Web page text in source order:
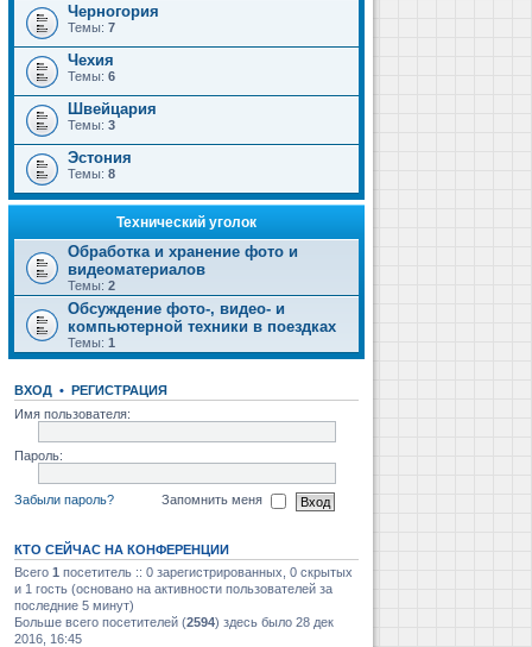
Черногория
Темы: 7
Чехия
Темы: 6
Швейцария
Темы: 3
Эстония
Темы: 8
Технический уголок
Обработка и хранение фото и
видеоматериалов
Темы: 2
Обсуждение фото-, видео- и
компьютерной техники в поездках
Темы: 1
ВХОД • РЕГИСТРАЦИЯ
Имя пользователя:
Пароль:
Забыли пароль? Запомнить меня
КТО СЕЙЧАС НА КОНФЕРЕНЦИИ
Всего 1 посетитель :: 0 зарегистрированных, 0 скрытых
и 1 гость (основано на активности пользователей за
последние 5 минут)
Больше всего посетителей (2594) здесь было 28 дек
2016, 16:45